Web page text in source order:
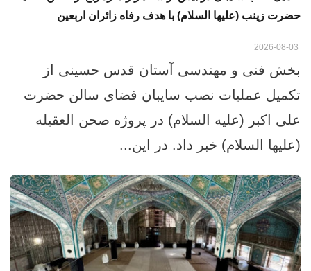
حضرت زینب (علیها السلام) با هدف رفاه زائران اربعین
بخش فنی و مهندسی آستان قدس حسینی از
تکمیل عملیات نصب سایبان فضای سالن حضرت
علی اکبر (علیه السلام) در پروژه صحن العقیله
(علیها السلام) خبر داد. در این...